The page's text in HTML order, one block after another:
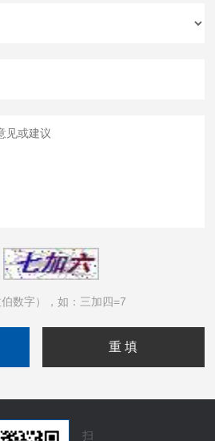
数字），如：三加四=7
扫